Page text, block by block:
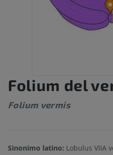
Folium del
Folium vermis
Sinonimo latino: Lobulus VIIA